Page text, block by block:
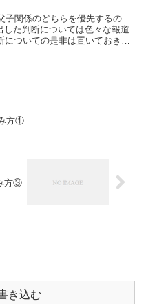
子関係のどちらを優先するの
た判断については色々な報道
についての是非は置いておき、
方①
方③
き込む